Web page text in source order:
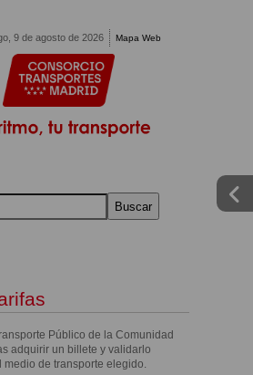
9 de agosto de 2026 Mapa Web
Buscar
Público de la Comunidad
adquirir un billete y validarlo
de transporte elegido.